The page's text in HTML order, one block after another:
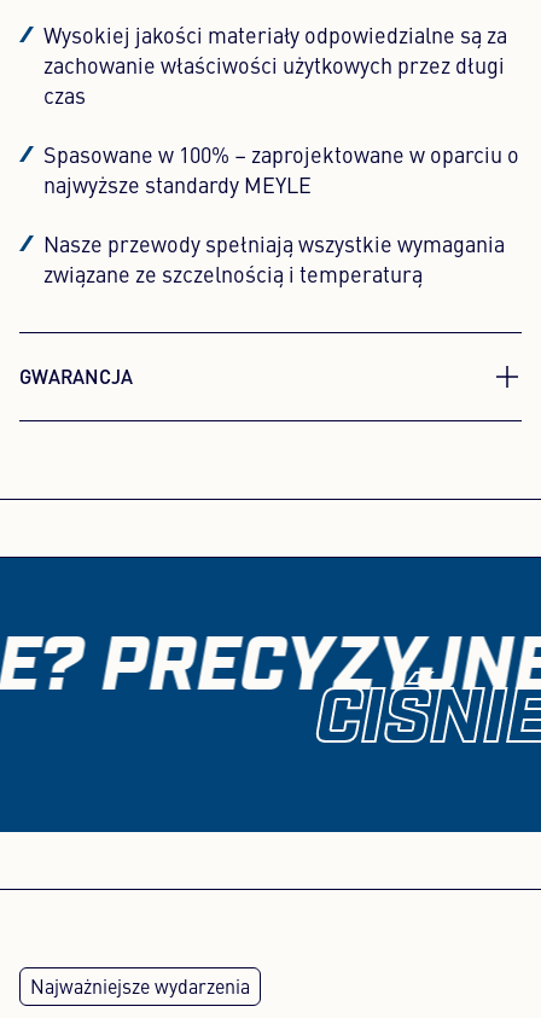
Wysokiej jakości materiały odpowiedzialne są za
zachowanie właściwości użytkowych przez długi
czas
Spasowane w 100% – zaprojektowane w oparciu o
najwyższe standardy MEYLE
Nasze przewody spełniają wszystkie wymagania
związane ze szczelnością i temperaturą
GWARANCJA
Komponenty hydrauliczne MEYLE HD z 4-letnią
Pod warunkiem właściwego zastosowania:
trwałość wnikające ze zbadanej jakości